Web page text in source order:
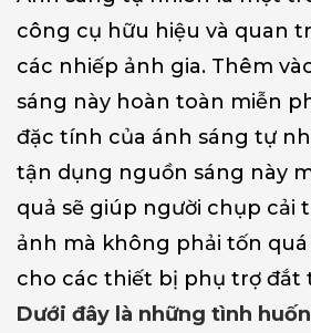
công cụ hữu hiệu và quan
các nhiếp ảnh gia. Thêm
sáng này hoàn toàn miễn
đặc tính của ánh sáng tự
tận dụng nguồn sáng này
quả sẽ giúp người chụp cải
ảnh mà không phải tốn
cho các thiết bị phụ trợ đắt
Dưới đây là những tình